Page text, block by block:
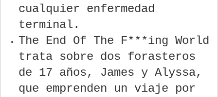
cualquier enfermedad
terminal.
The End Of The F***ing World
trata sobre dos forasteros
de 17 años, James y Alyssa,
que emprenden un viaje por